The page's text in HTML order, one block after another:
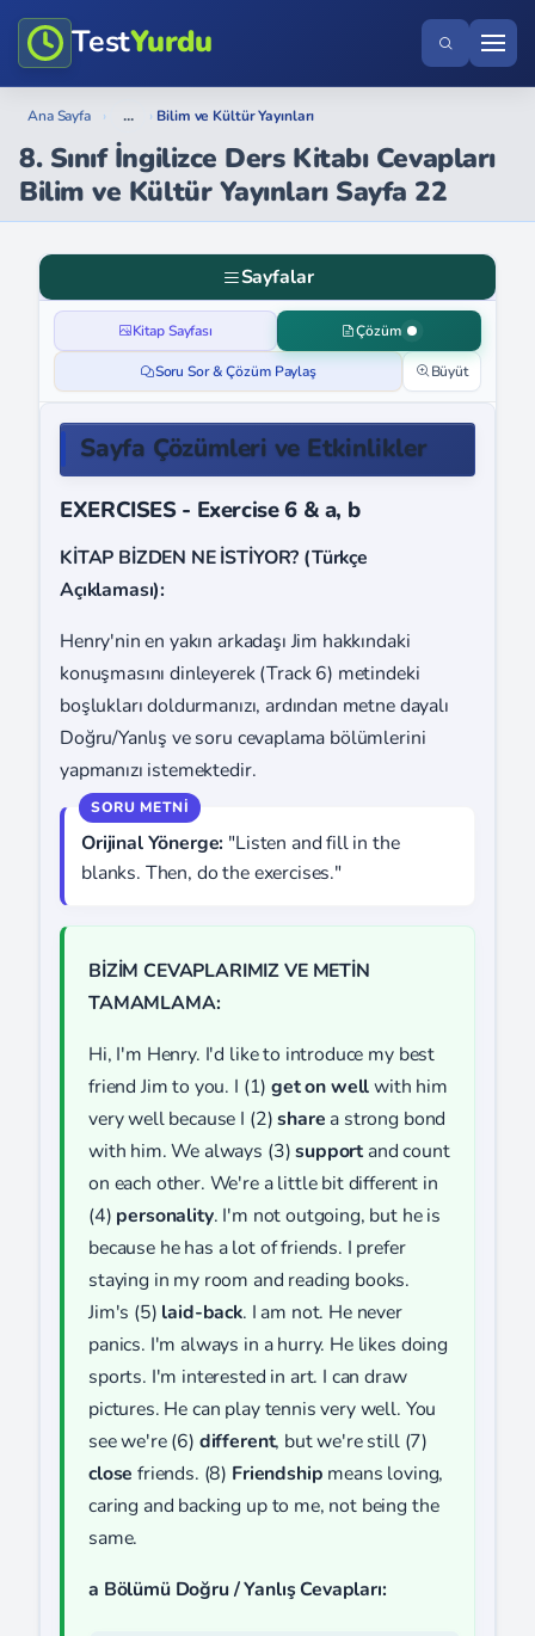
TestYurdu
Ana Sayfa › ... › Bilim ve Kültür Yayınları
8. Sınıf İngilizce Ders Kitabı Cevapları
Bilim ve Kültür Yayınları Sayfa 22
Sayfalar
Kitap Sayfası Çözüm
Soru Sor & Çözüm Paylaş Büyüt
Sayfa Çözümleri ve Etkinlikler
EXERCISES - Exercise 6 & a, b
KİTAP BİZDEN NE İSTİYOR? (Türkçe
Açıklaması):
Henry'nin en yakın arkadaşı Jim hakkındaki
konuşmasını dinleyerek (Track 6) metindeki
boşlukları doldurmanızı, ardından metne dayalı
Doğru/Yanlış ve soru cevaplama bölümlerini
yapmanızı istemektedir.
Orijinal Yönerge: "Listen and fill in the
blanks. Then, do the exercises."
BİZİM CEVAPLARIMIZ VE METİN
TAMAMLAMA:
Hi, I'm Henry. I'd like to introduce my best
friend Jim to you. I (1)get on wellwith him
very well because I (2)share a strong bond
with him. We always (3)support and count
on each other. We're a little bit different in
(4) personality. I'm not outgoing, but he is
because he has a lot of friends. I prefer
staying in my room and reading books.
Jim's (5) laid-back. I am not. He never
panics. I'm always in a hurry. He likes doing
sports. I'm interested in art. I can draw
pictures. He can play tennis very well. You
see we're (6) different, but we're still (7)
close friends. (8) Friendship means loving,
caring and backing up to me, not being the
same.
a Bölümü Doğru / Yanlış Cevapları: